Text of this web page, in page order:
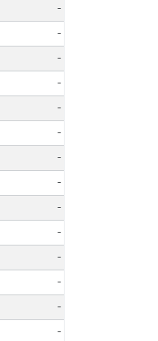
-
-
-
-
-
-
-
-
-
-
-
-
-
-